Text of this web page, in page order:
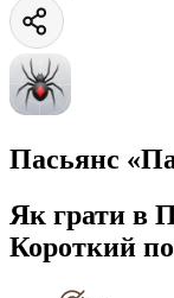
Пасьянс
Як грати в
Короткий